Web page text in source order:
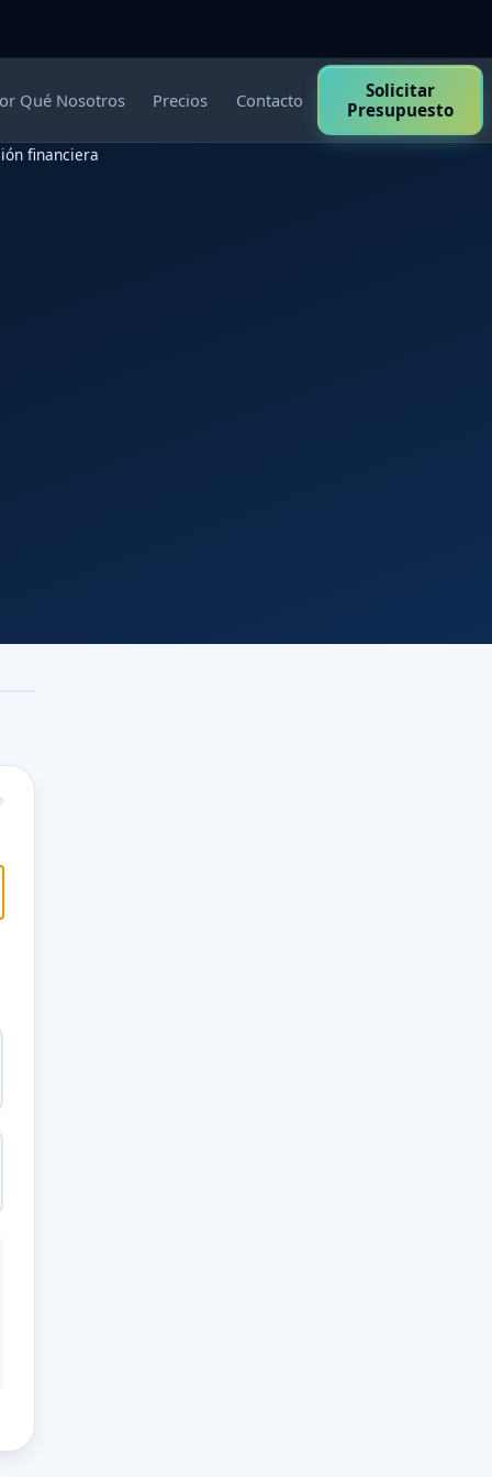
Qué Nosotros Precios Contacto
Solicitar
Presupuesto
financiera